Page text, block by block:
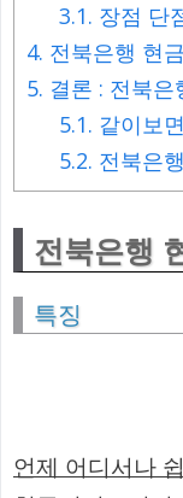
3.1. 장점 단
4. 전북은행 현
5. 결론 : 전북
5.1. 같이보
5.2. 전북은
전북은행
특징
언제 어디서나